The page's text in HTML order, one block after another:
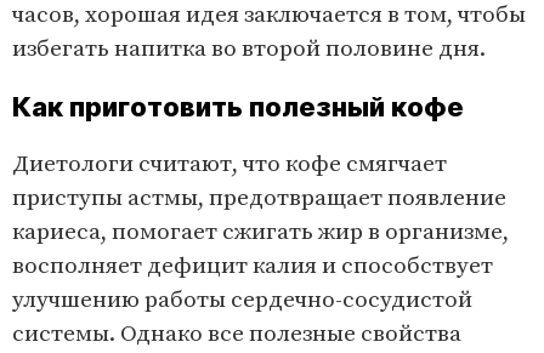
часов, хорошая идея заключается в том, чтобы
избегать напитка во второй половине дня.
Как приготовить полезный кофе
Диетологи считают, что кофе смягчает
приступы астмы, предотвращает появление
кариеса, помогает сжигать жир в организме,
восполняет дефицит калия и способствует
улучшению работы сердечно-сосудистой
системы. Однако все полезные свойства